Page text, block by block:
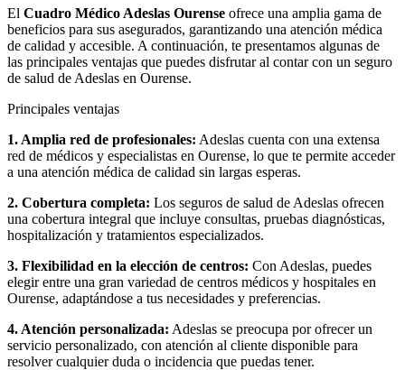
El Cuadro Médico Adeslas Ourense ofrece una amplia gama de
beneficios para sus asegurados, garantizando una atención médica
de calidad y accesible. A continuación, te presentamos algunas de
las principales ventajas que puedes disfrutar al contar con un seguro
de salud de Adeslas en Ourense.
Principales ventajas
1. Amplia red de profesionales: Adeslas cuenta con una extensa
red de médicos y especialistas en Ourense, lo que te permite acceder
a una atención médica de calidad sin largas esperas.
2. Cobertura completa: Los seguros de salud de Adeslas ofrecen
una cobertura integral que incluye consultas, pruebas diagnósticas,
hospitalización y tratamientos especializados.
3. Flexibilidad en la elección de centros: Con Adeslas, puedes
elegir entre una gran variedad de centros médicos y hospitales en
Ourense, adaptándose a tus necesidades y preferencias.
4. Atención personalizada: Adeslas se preocupa por ofrecer un
servicio personalizado, con atención al cliente disponible para
resolver cualquier duda o incidencia que puedas tener.